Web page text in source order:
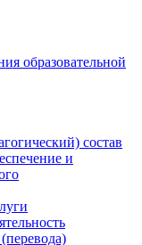
образовательной
состав
и